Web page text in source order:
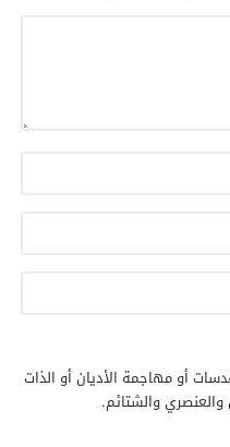
أو مهاجمة الأديان أو الذات
والعنصري والشتائم.